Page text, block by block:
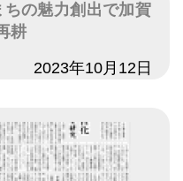
の魅力創出で加賀
耕
2023年10月12日